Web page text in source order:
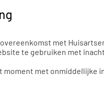
met
te gebruiken met
met onmiddellijke